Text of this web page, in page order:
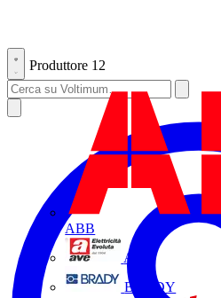
Produttore 12
ABB
AVE
BRADY